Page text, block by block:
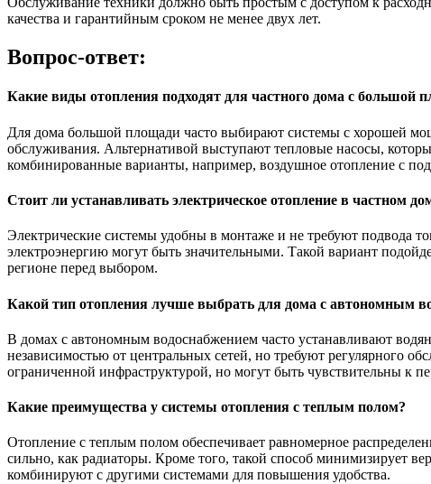
качества и гарантийным сроком не менее двух лет.
Вопрос-ответ:
Какие виды отопления подходят для частного дома с большой
Для дома большой площади часто выбирают системы с хорошей
обслуживания. Альтернативой выступают тепловые насосы,
комбинированные варианты, например, воздушное отопление с
Стоит ли устанавливать электрическое отопление в частном
Электрические системы удобны в монтаже и не требуют подвода
электроэнергию могут быть значительными. Такой вариант
регионе перед выбором.
Какой тип отопления лучше выбрать для дома с автономным
В домах с автономным водоснабжением часто устанавливают
независимостью от центральных сетей, но требуют регулярного
ограниченной инфраструктурой, но могут быть чувствительны к
Какие преимущества у системы отопления с теплым полом?
Отопление с теплым полом обеспечивает равномерное
сильно, как радиаторы. Кроме того, такой способ минимизирует
комбинируют с другими системами для повышения удобства.